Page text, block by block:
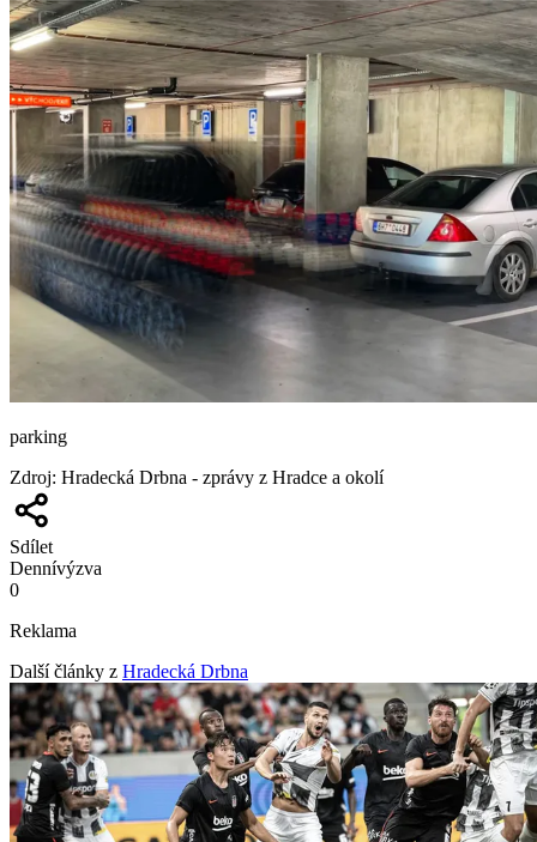
parking
Zdroj: Hradecká Drbna - zprávy z Hradce a okolí
Sdílet
Dennívýzva
0
Reklama
Další články z Hradecká Drbna